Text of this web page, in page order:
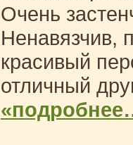
Очень
Ненавязчив,
красивый
отличный